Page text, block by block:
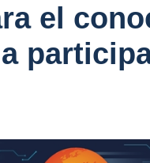
el